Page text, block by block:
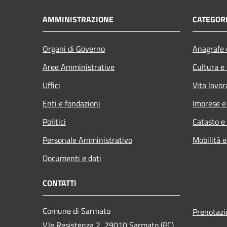
AMMINISTRAZIONE
Organi di Governo
Aree Amministrative
Uffici
Enti e fondazioni
Politici
Personale Amministrativo
Documenti e dati
Cultura
Vita
Imprese
Catasto
Mobilità
CONTATTI
Comune di Sarmato